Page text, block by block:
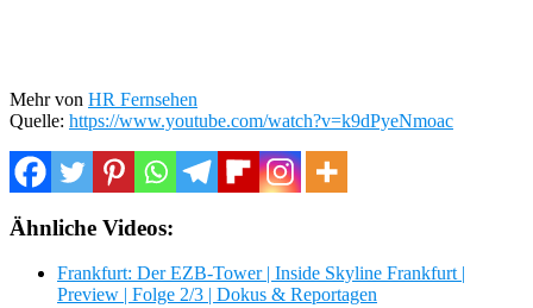
Mehr von HR Fernsehen
Quelle: https://www.youtube.com/watch?v=k9dPyeNmoac
Ähnliche Videos:
Frankfurt: Der EZB-Tower | Inside Skyline Frankfurt |
Preview | Folge 2/3 | Dokus & Reportagen